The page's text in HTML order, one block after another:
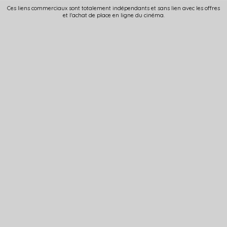
Ces liens commerciaux sont totalement indépendants et sans lien avec les offres
et l'achat de place en ligne du cinéma.